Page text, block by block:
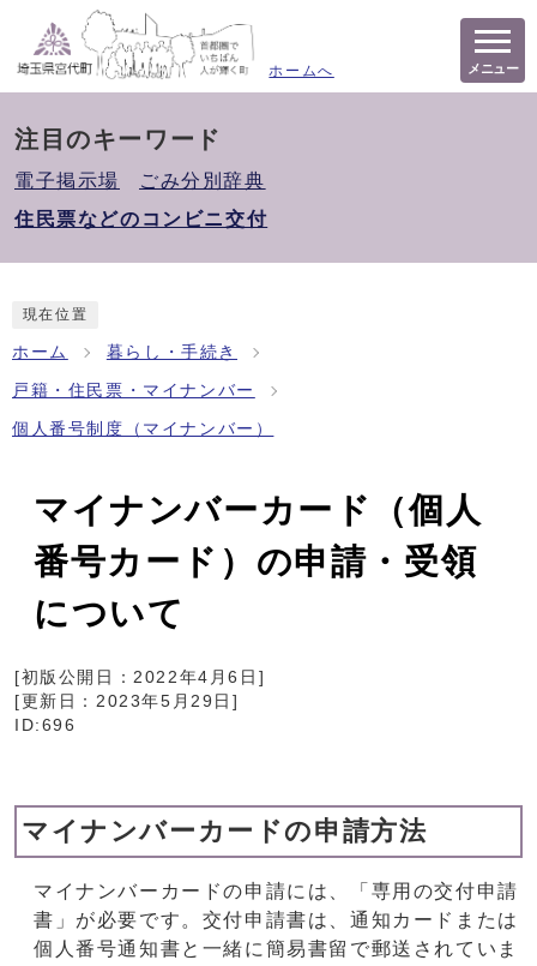
ホームへ メニュー
注目のキーワード
電子掲示場
ごみ分別辞典
住民票などのコンビニ交付
現在位置
ホーム 暮らし・手続き
戸籍・住民票・マイナンバー
個人番号制度（マイナンバー）
マイナンバーカード（個人
番号カード）の申請・受領
について
[初版公開日：2022年4月6日 ]
[更新日： 2023年5月29日 ]
ID:696
マイナンバーカードの申請方法
マイナンバーカードの申請には、「専用の交付申請
書」が必要です。交付申請書は、通知カードまたは
個人番号通知書と一緒に簡易書留で郵送されていま